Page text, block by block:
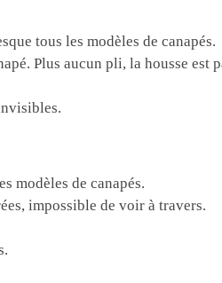
tous les modèles de canapés.
Plus aucun pli, la housse est
modèles de canapés.
impossible de voir à travers.